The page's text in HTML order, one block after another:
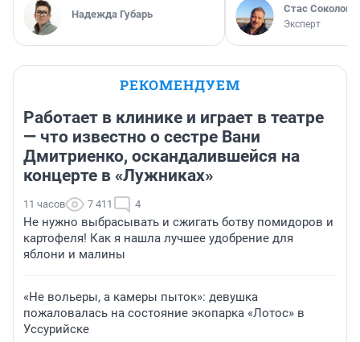
Надежда Губарь Стас Соколов
Эксперт
РЕКОМЕНДУЕМ
Работает в клинике и играет в театре
— что известно о сестре Вани
Дмитриенко, оскандалившейся на
концерте в «Лужниках»
11 часов 7 411 4
Не нужно выбрасывать и сжигать ботву помидоров и
картофеля! Как я нашла лучшее удобрение для
яблони и малины
«Не вольеры, а камеры пыток»: девушка
пожаловалась на состояние экопарка «Лотос» в
Уссурийске